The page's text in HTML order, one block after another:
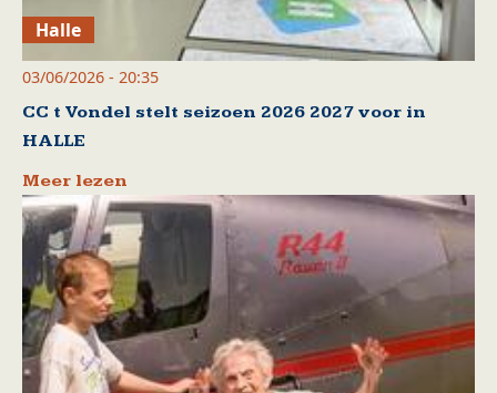
Halle
03/06/2026 - 20:35
CC t Vondel stelt seizoen 2026 2027 voor in
HALLE
Meer lezen